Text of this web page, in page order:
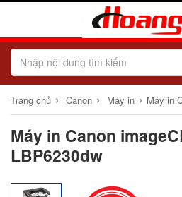
Trang chủ › Canon › Máy in › Máy in
Máy in Canon
LBP6230dw